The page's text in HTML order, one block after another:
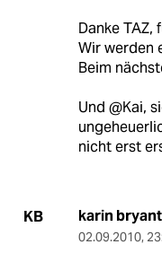
Danke TAZ,
Wir werden
Beim
Und @Kai,
nicht erst
KB karin bryant
02.09.2010,